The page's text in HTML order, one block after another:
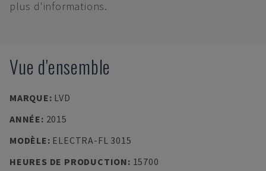
plus d'informations.
Vue d'ensemble
MARQUE: LVD
ANNÉE: 2015
MODÈLE: ELECTRA-FL 3015
HEURES DE PRODUCTION: 15700